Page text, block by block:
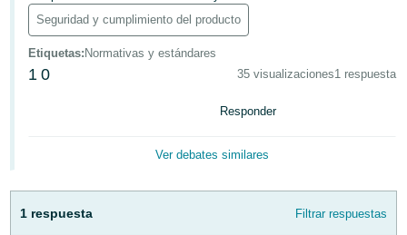
CN
Deutsch
日
本
Seguridad y cumplimiento del producto
Etiquetas: Normativas y estándares
1 0 35 visualizaciones1 respuesta
Responder
Ver debates similares
1 respuesta Filtrar respuestas